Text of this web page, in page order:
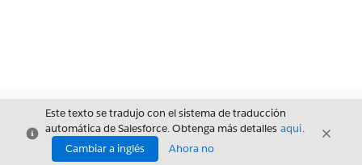
Cerrar
Este texto se tradujo con el sistema de traducción
automática de Salesforce. Obtenga más detalles aquí.
Cambiar a inglés
Ahora no
Cerrar